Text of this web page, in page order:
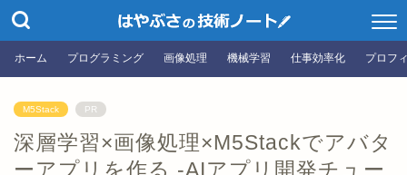
ホーム プログラミング 画像処理 機械学習 仕事効率化 プロフ
M5Stack PR
深層学習×画像処理×M5Stackでアバタ
ーアプリを作る -AIアプリ開発チュー